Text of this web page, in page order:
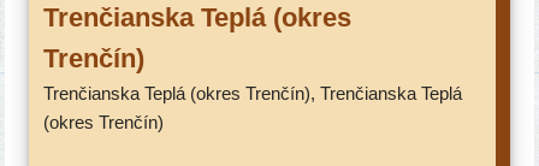
Trenčianska Teplá (okres
Trenčín)
Trenčianska Teplá (okres Trenčín), Trenčianska Teplá
(okres Trenčín)